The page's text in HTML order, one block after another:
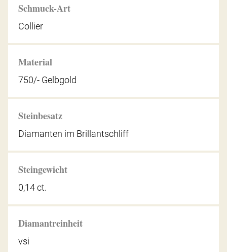
Schmuck-Art
Collier
Material
750/- Gelbgold
Steinbesatz
Diamanten im Brillantschliff
Steingewicht
0,14 ct.
Diamantreinheit
vsi